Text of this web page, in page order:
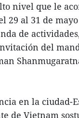
nivel que le
29 al 31 de
de
del
en la ciudad-
de Vietnam